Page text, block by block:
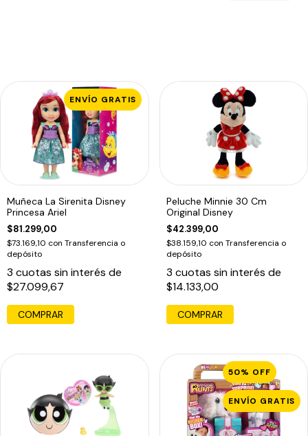
ENVÍO GRATIS
Muñeca La Sirenita Disney
Princesa Ariel
$81.299,00
$73.169,10 con Transferencia o
depósito
3 cuotas sin interés de
$27.099,67
Peluche Minnie 30 Cm
Original Disney
$42.399,00
$38.159,10 con Transferencia o
depósito
3 cuotas sin interés de
$14.133,00
50% OFF
ENVÍO GRATIS